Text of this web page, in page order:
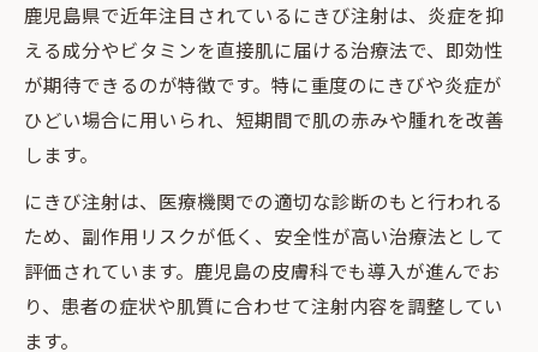
毎日の生活習慣で実践できるにきび予防法
鹿児島で人気のにきび予防ケアポイント集
食生活から見直すにきび対策とフルーツ効
皮膚科医もすすめる習慣化しやすいにきび
対策
鹿児島県で近年注目されているにきび注射は、炎症を抑
える成分やビタミンを直接肌に届ける治療法で、即効性
が期待できるのが特徴です。特に重度のにきびや炎症が
ひどい場合に用いられ、短期間で肌の赤みや腫れを改善
します。
にきび注射は、医療機関での適切な診断のもと行われる
ため、副作用リスクが低く、安全性が高い治療法として
評価されています。鹿児島の皮膚科でも導入が進んでお
り、患者の症状や肌質に合わせて注射内容を調整してい
ます。